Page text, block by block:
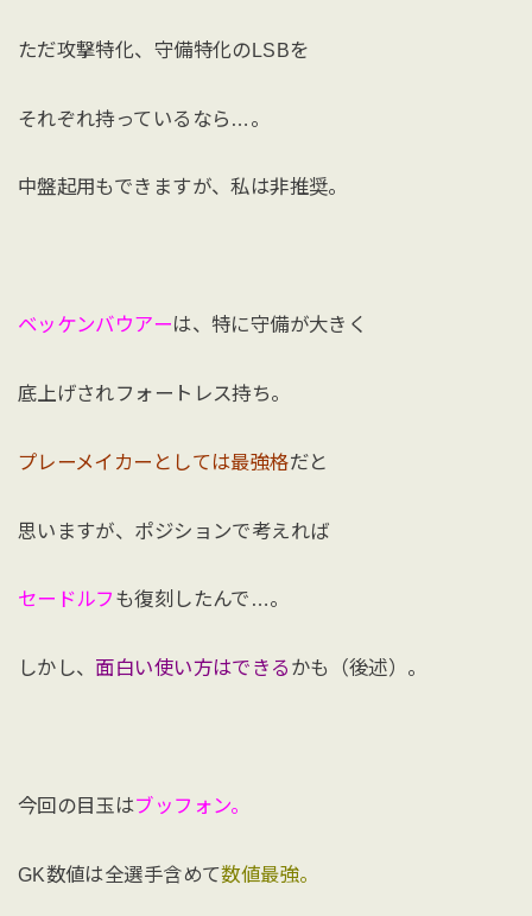
ただ攻撃特化、守備特化のLSBを
それぞれ持っているなら…。
中盤起用もできますが、私は非推奨。
ベッケンバウアーは、特に守備が大きく
底上げされフォートレス持ち。
プレーメイカーとしては最強格だと
思いますが、ポジションで考えれば
セードルフ も復刻したんで…。
しかし、 面白い使い方はできる かも（後述）。
今回の目玉はブッフォン。
GK数値は全選手含めて数値最強。